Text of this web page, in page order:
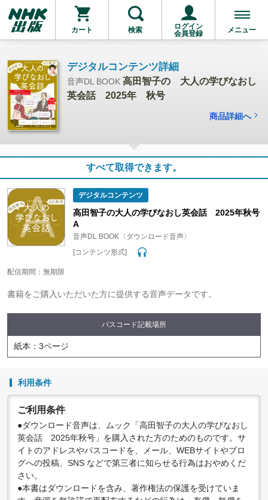
カート 検索
ログイン
会員登録
メニュー
デジタルコンテンツ詳細
音声DL BOOK 高田智子の 大人の学びなおし
英会話 2025年 秋号
商品詳細へ
すべて取得できます。
デジタルコンテンツ
高田智子の大人の学びなおし英会話 2025年秋号
A
音声DL BOOK〈ダウンロード音声〉
[コンテンツ形式]
配信期間：無期限
書籍をご購入いただいた方に提供する音声データです。
パスコード記載場所
紙本：3ページ
利用条件
ご利用条件
●ダウンロード音声は、ムック「高田智子の大人の学びなおし
英会話 2025年秋号」を購入された方のためのものです。サ
イトのアドレスやパスコードを、メール、WEBサイトやブロ
グへの投稿、SNS などで第三者に知らせる行為はおやめくだ
さい。
●本書はダウンロードを含み、著作権法の保護を受けていま